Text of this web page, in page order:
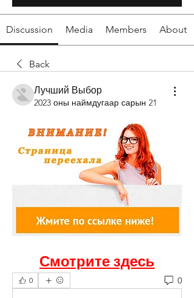
Discussion Media Members About
Back
Лучший Выбор
2023 оны наймдугаар сарын 21
Смотрите здесь
0 0